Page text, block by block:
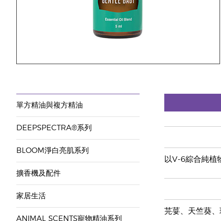
單方精油與複方精油
DEEPSPECTRA®系列
BLOOM淨白亮肌系列
擴香機及配件
家居生活
ANIMAL SCENTS寵物精油系列
以V-6綜合純植
芫荽、天竺葵